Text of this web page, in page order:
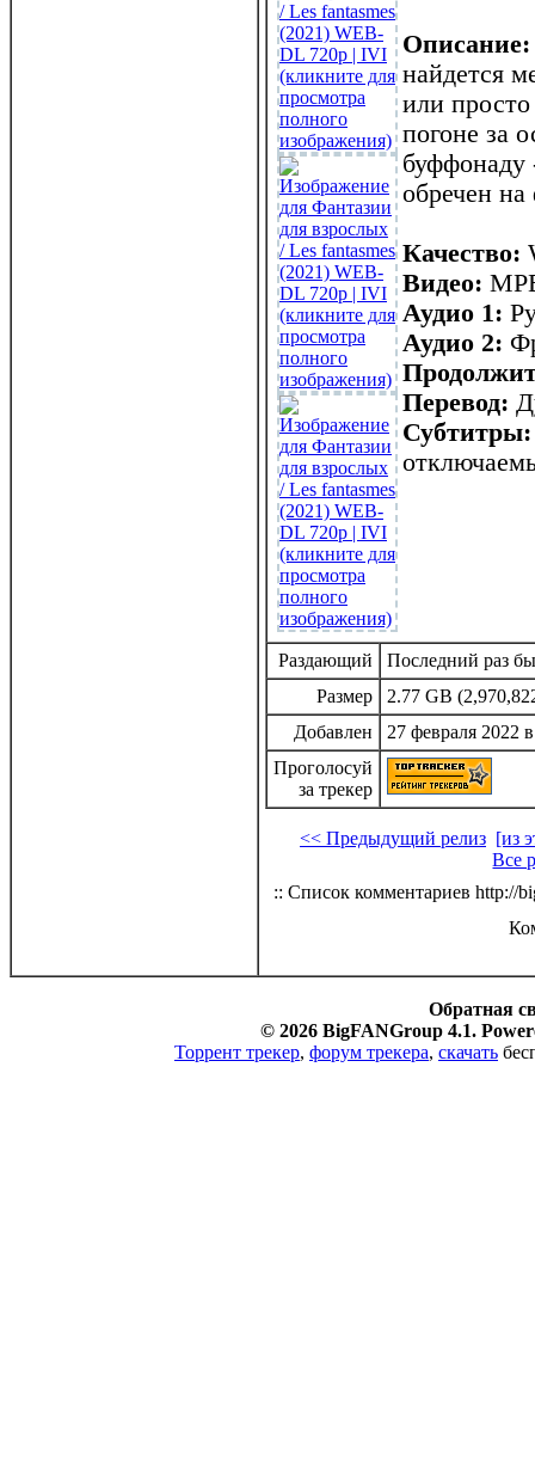
Описание:
найдется
или
погоне за
буффонаду
обречен на
Качество:
Видео:
Аудио 1:
Аудио 2:
Перевод:
Субтитры:
Раздающий
Последний раз
Размер
2.77 GB
Добавлен
27 февраля 2022
Проголосуй
за трекер
<< Предыдущий релиз [из
Все
:: Список комментариев http://
Обратная
© 2026 BigFANGroup 4.1.
Торрент трекер, форум трекера, скачать